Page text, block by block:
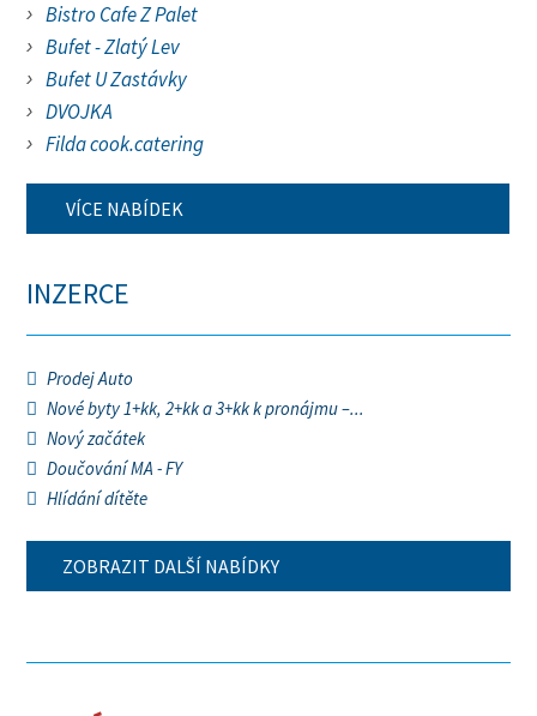
Bistro Cafe Z Palet
Bufet - Zlatý Lev
Bufet U Zastávky
DVOJKA
Filda cook.catering
VÍCE NABÍDEK
INZERCE
Prodej Auto
Nové byty 1+kk, 2+kk a 3+kk k pronájmu –...
Nový začátek
Doučování MA - FY
Hlídání dítěte
ZOBRAZIT DALŠÍ NABÍDKY